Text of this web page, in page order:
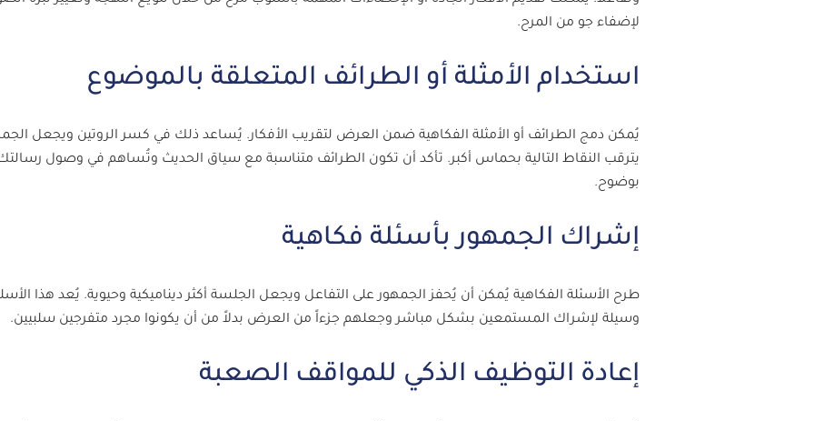
لإضفاء جو من المرح.
استخدام الأمثلة أو الطرائف المتعلقة بالموضوع
يُمكن دمج الطرائف أو الأمثلة الفكاهية ضمن العرض لتقريب الأفكار. يُساعد ذلك في كسر الروتين ويجعل
يترقب النقاط التالية بحماس أكبر. تأكد أن تكون الطرائف متناسبة مع سياق الحديث وتُساهم في وصول
بوضوح.
إشراك الجمهور بأسئلة فكاهية
طرح الأسئلة الفكاهية يُمكن أن يُحفز الجمهور على التفاعل ويجعل الجلسة أكثر ديناميكية وحيوية. يُعد هذا
وسيلة لإشراك المستمعين بشكل مباشر وجعلهم جزءاً من العرض بدلاً من أن يكونوا مجرد متفرجين سلبيين.
إعادة التوظيف الذكي للمواقف الصعبة